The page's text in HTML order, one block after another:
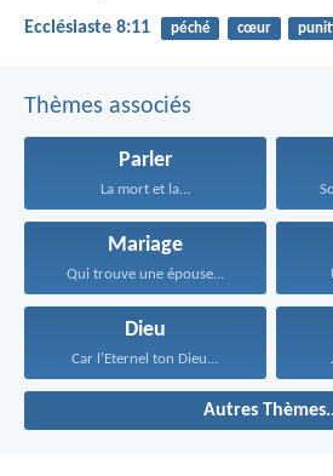
Ecclésiaste 8:11 péché cœur
Thèmes associés
Parler
La mort et la...
Mariage
Qui trouve une épouse...
Dieu
Car l’Eternel ton Dieu...
Autres